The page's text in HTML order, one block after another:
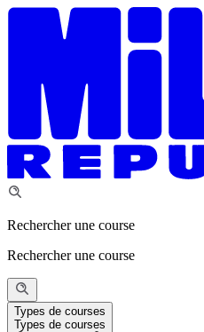
Rechercher une course
Rechercher une course
Types de courses
Types de courses